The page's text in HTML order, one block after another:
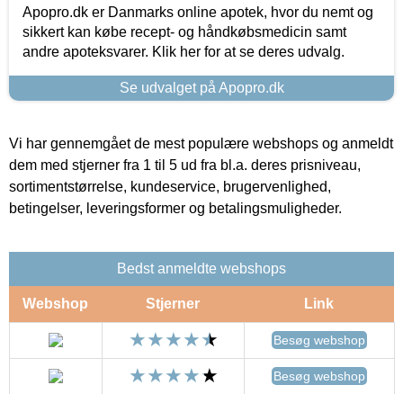
Apopro.dk er Danmarks online apotek, hvor du nemt og
sikkert kan købe recept- og håndkøbsmedicin samt
andre apoteksvarer. Klik her for at se deres udvalg.
Se udvalget på Apopro.dk
Vi har gennemgået de mest populære webshops og anmeldt
dem med stjerner fra 1 til 5 ud fra bl.a. deres prisniveau,
sortimentstørrelse, kundeservice, brugervenlighed,
betingelser, leveringsformer og betalingsmuligheder.
Bedst anmeldte webshops
Webshop Stjerner Link
Besøg webshop
Besøg webshop